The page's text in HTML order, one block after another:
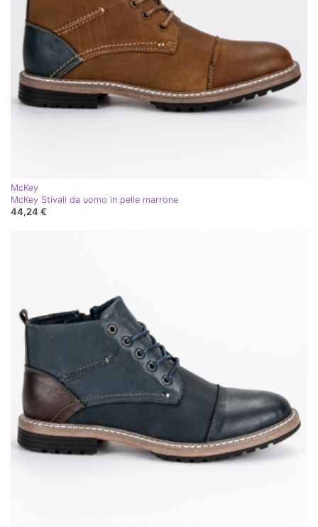
McKey
McKey Stivali da uomo in pelle marrone
44,24 €